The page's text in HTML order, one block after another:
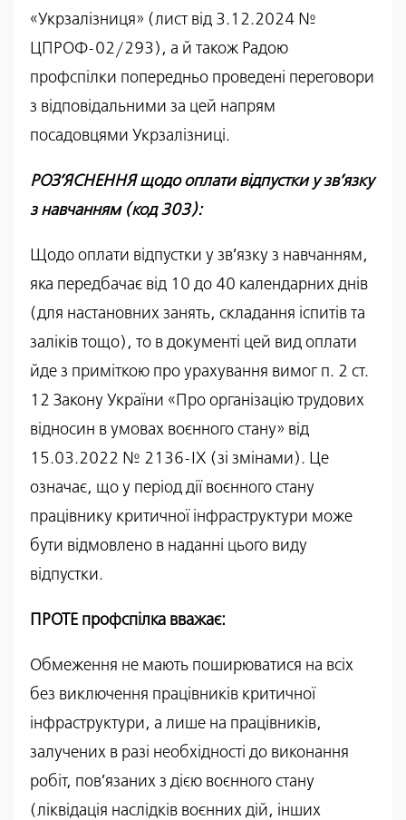
«Укрзалізниця» (лист від 3.12.2024 №
ЦПРОФ-02/293), а й також Радою
профспілки попередньо проведені переговори
з відповідальними за цей напрям
посадовцями Укрзалізниці.
РОЗ’ЯСНЕННЯ щодо оплати відпустки у зв’язку
з навчанням (код 303):
Щодо оплати відпустки у зв’язку з навчанням,
яка передбачає від 10 до 40 календарних днів
(для настановних занять, складання іспитів та
заліків тощо), то в документі цей вид оплати
йде з приміткою про урахування вимог п. 2 ст.
12 Закону України «Про організацію трудових
відносин в умовах воєнного стану» від
15.03.2022 № 2136-IX (зі змінами). Це
означає, що у період дії воєнного стану
працівнику критичної інфраструктури може
бути відмовлено в наданні цього виду
відпустки.
ПРОТЕ профспілка вважає:
Обмеження не мають поширюватися на всіх
без виключення працівників критичної
інфраструктури, а лише на працівників,
залучених в разі необхідності до виконання
робіт, пов’язаних з дією воєнного стану
(ліквідація наслідків воєнних дій, інших